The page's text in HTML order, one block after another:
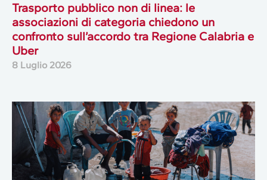
Trasporto pubblico non di linea: le
associazioni di categoria chiedono un
confronto sull’accordo tra Regione Calabria e
Uber
8 Luglio 2026